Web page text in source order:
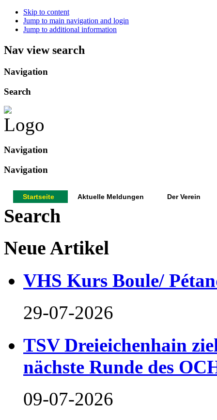
Skip to content
Jump to main navigation and login
Jump to additional information
Nav view search
Navigation
Search
Navigation
Navigation
Startseite Aktuelle Meldungen Der Verein
Search
Neue Artikel
VHS Kurs Boule/
29-07-2026
TSV Dreieichenhain
nächste Runde des
09-07-2026